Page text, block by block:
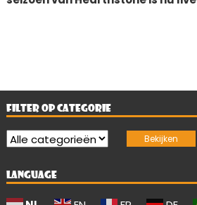
FILTER OP CATEGORIE
LANGUAGE